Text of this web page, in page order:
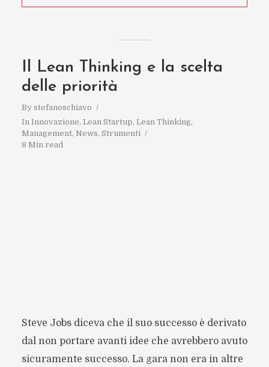
Il Lean Thinking e la scelta
delle priorità
By stefanoschiavo
In Innovazione, Lean Startup, Lean Thinking,
Management, News, Strumenti
8 Min read
Steve Jobs diceva che il suo successo è derivato
dal non portare avanti idee che avrebbero avuto
sicuramente successo. La gara non era in altre